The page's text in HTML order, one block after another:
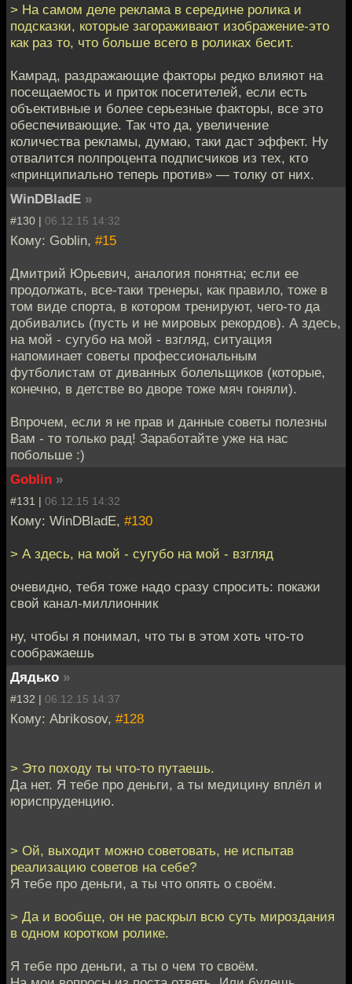
> На самом деле реклама в середине ролика и
подсказки, которые загораживают изображение-это
как раз то, что больше всего в роликах бесит.
Камрад, раздражающие факторы редко влияют на
посещаемость и приток посетителей, если есть
объективные и более серьезные факторы, все это
обеспечивающие. Так что да, увеличение
количества рекламы, думаю, таки даст эффект. Ну
отвалится полпроцента подписчиков из тех, кто
«принципиально теперь против» — толку от них.
WinDBladE »
#130 | 06.12.15 14:32
Кому: Goblin, #15
Дмитрий Юрьевич, аналогия понятна; если ее
продолжать, все-таки тренеры, как правило, тоже в
том виде спорта, в котором тренируют, чего-то да
добивались (пусть и не мировых рекордов). А здесь,
на мой - сугубо на мой - взгляд, ситуация
напоминает советы профессиональным
футболистам от диванных болельщиков (которые,
конечно, в детстве во дворе тоже мяч гоняли).
Впрочем, если я не прав и данные советы полезны
Вам - то только рад! Заработайте уже на нас
побольше :)
Goblin »
#131 | 06.12.15 14:32
Кому: WinDBladE, #130
> А здесь, на мой - сугубо на мой - взгляд
очевидно, тебя тоже надо сразу спросить: покажи
свой канал-миллионник
ну, чтобы я понимал, что ты в этом хоть что-то
соображаешь
Дядько »
#132 | 06.12.15 14:37
Кому: Abrikosov, #128
> Это походу ты что-то путаешь.
Да нет. Я тебе про деньги, а ты медицину вплёл и
юриспруденцию.
> Ой, выходит можно советовать, не испытав
реализацию советов на себе?
Я тебе про деньги, а ты что опять о своём.
> Да и вообще, он не раскрыл всю суть мироздания
в одном коротком ролике.
Я тебе про деньги, а ты о чем то своём.